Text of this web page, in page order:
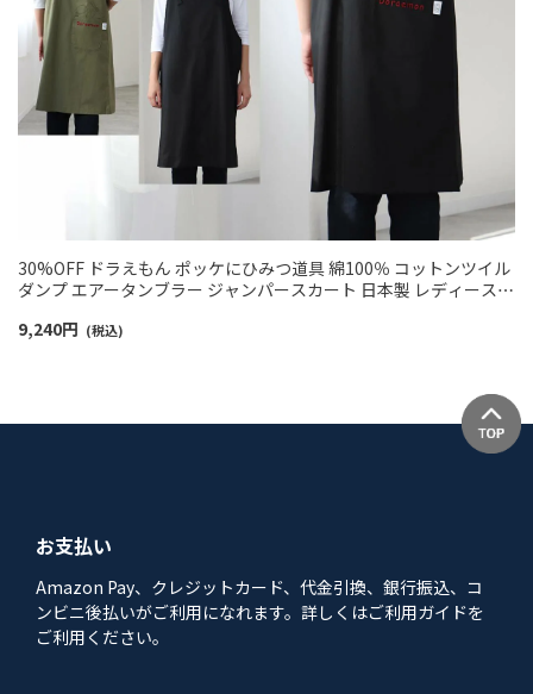
30%OFF ドラえもん ポッケにひみつ道具 綿100％ コットンツイル
ダンプ エアータンブラー ジャンパースカート 日本製 レディース
9,240円 (税込)
お支払い
Amazon Pay、クレジットカード、代金引換、銀行振込、コ
ンビニ後払いがご利用になれます。詳しくはご利用ガイドを
ご利用ください。